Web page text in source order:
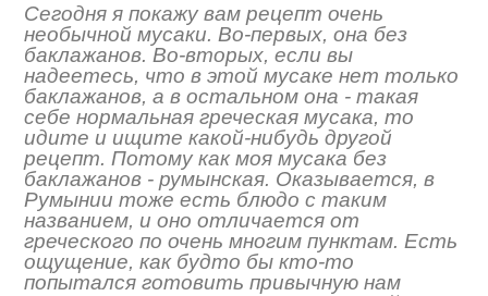
Сегодня я покажу вам рецепт очень
необычной мусаки. Во-первых, она без
баклажанов. Во-вторых, если вы
надеетесь, что в этой мусаке нет только
баклажанов, а в остальном она - такая
себе нормальная греческая мусака, то
идите и ищите какой-нибудь другой
рецепт. Потому как моя мусака без
баклажанов - румынская. Оказывается, в
Румынии тоже есть блюдо с таким
названием, и оно отличается от
греческого по очень многим пунктам. Есть
ощущение, как будто бы кто-то
попытался готовить привычную нам